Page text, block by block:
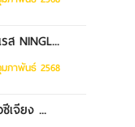
ส NINGL...
ภาพันธ์ 2568
เจียง ...